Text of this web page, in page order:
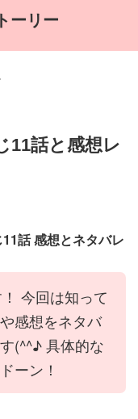
ーリー
11話と感想レ
話 感想とネタバレ
今回は知って
感想をネタバ
(^^♪ 具体的な
ーン！